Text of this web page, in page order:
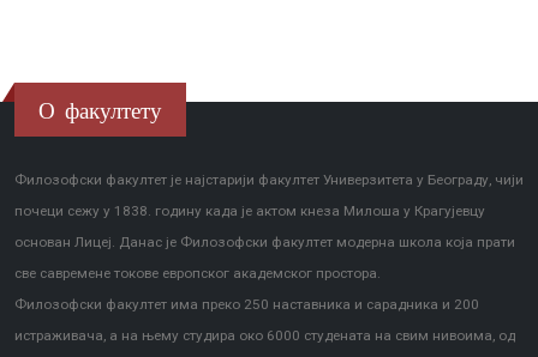
О факултету
Филозофски факултет је најстарији факултет Универзитета у Београду, чији
почеци сежу у 1838. годину када је актом кнеза Милоша у Крагујевцу
основан Лицеј. Данас је Филозофски факултет модерна школа која прати
све савремене токове европског академског простора.
Филозофски факултет има преко 250 наставника и сарадника и 200
истраживача, а на њему студира око 6000 студената на свим нивоима, од